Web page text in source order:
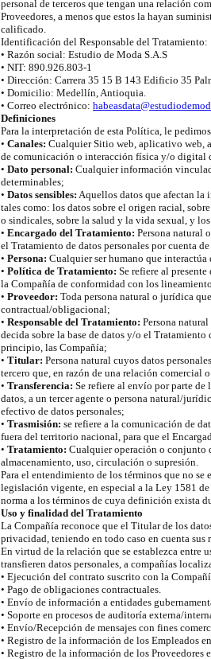
personal de terceros que tengan una relación
Proveedores, a menos que estos la hayan
calificado.
Identificación del Responsable del Tratamiento:
• Razón social: Estudio de Moda S.A.S
• NIT: 890.926.803-1
• Dirección: Carrera 35 15 B 143 Edificio 35
• Domicilio: Medellín, Antioquia.
• Correo electrónico:
Definiciones
Para la interpretación de esta Política, le
• Canales: Cualquier Sitio web, aplicativo web,
de comunicación o interacción física y/o digital
• Dato personal: Cualquier información
determinables;
• Datos sensibles: Aquellos datos que afectan
tales como: los datos sobre el origen racial,
o sindicales, sobre la salud y la vida sexual, y
• Encargado del Tratamiento: Persona natural
el Tratamiento de datos personales por cuenta
• Persona: Cualquier ser humano que interactúa
• Política de Tratamiento: Se refiere al
la Compañía de conformidad con los
• Proveedor: Toda persona natural o jurídica
contractual/obligacional;
• Responsable del Tratamiento: Persona
decida sobre la base de datos y/o el Tratamiento
principio, las Compañía;
• Titular: Persona natural cuyos datos
tercero que, en razón de una relación comercial
• Transferencia: Se refiere al envío por parte
datos, a un tercer agente o persona natural/
efectivo de datos personales;
• Trasmisión: se refiere a la comunicación de
fuera del territorio nacional, para que el
• Tratamiento: Cualquier operación o conjunto
almacenamiento, uso, circulación o supresión.
Para el entendimiento de los términos que no
legislación vigente, en especial a la Ley 1581
norma a los términos de cuya definición exista
Uso y finalidad del Tratamiento
La Compañía reconoce que el Titular de los
privacidad, teniendo en todo caso en cuenta
En virtud de la relación que se establezca entre
transfieren datos personales, a compañías
• Ejecución del contrato suscrito con la
• Pago de obligaciones contractuales.
• Envío de información a entidades
• Soporte en procesos de auditoría externa/
• Envío/Recepción de mensajes con fines
• Registro de la información de los Empleados
• Registro de la información de los Proveedores